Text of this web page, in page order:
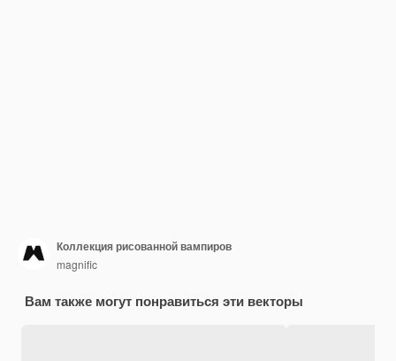
Коллекция рисованной вампиров
magnific
Вам также могут понравиться эти векторы